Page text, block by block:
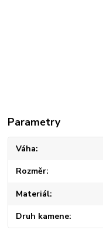
Parametry
Váha
Rozměr
Materiál
Druh kamene